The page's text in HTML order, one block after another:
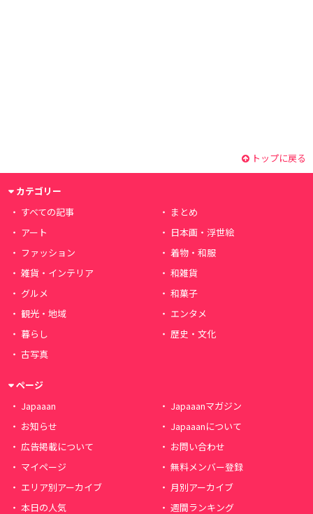
トップに戻る
カテゴリー
すべての記事
まとめ
アート
日本画・浮世絵
ファッション
着物・和服
雑貨・インテリア
和雑貨
グルメ
和菓子
観光・地域
エンタメ
暮らし
歴史・文化
古写真
ページ
Japaaan
Japaaanマガジン
お知らせ
Japaaanについて
広告掲載について
お問い合わせ
マイページ
無料メンバー登録
エリア別アーカイブ
月別アーカイブ
本日の人気
週間ランキング